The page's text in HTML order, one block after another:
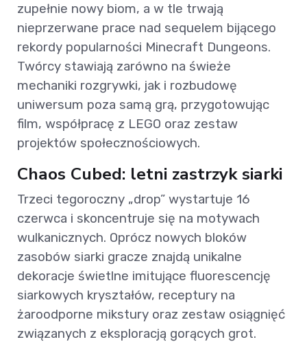
zupełnie nowy biom, a w tle trwają
nieprzerwane prace nad sequelem bijącego
rekordy popularności Minecraft Dungeons.
Twórcy stawiają zarówno na świeże
mechaniki rozgrywki, jak i rozbudowę
uniwersum poza samą grą, przygotowując
film, współpracę z LEGO oraz zestaw
projektów społecznościowych.
Chaos Cubed: letni zastrzyk siarki
Trzeci tegoroczny „drop” wystartuje 16
czerwca i skoncentruje się na motywach
wulkanicznych. Oprócz nowych bloków
zasobów siarki gracze znajdą unikalne
dekoracje świetlne imitujące fluorescencję
siarkowych kryształów, receptury na
żaroodporne mikstury oraz zestaw osiągnięć
związanych z eksploracją gorących grot.